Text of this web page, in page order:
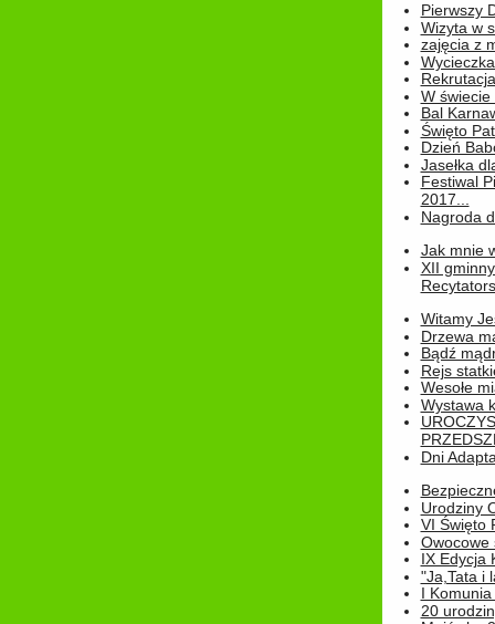
Pierwszy
Wizyta w
zajęcia z
W świecie
Bal
Święto
Dzień
Jasełka
Festiwal
2017...
Nagroda
Jak mnie
XII
Witamy
Drzewa
Bądź
Rejs
Wesołe
Wystawa
Dni
Urodziny
VI Święto
Owocowe
IX Edycja
"Ja,Tata i
I
20